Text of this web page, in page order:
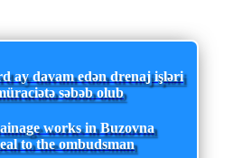
ay davam edən drenaj işləri
səbəb olub
works in Buzovna
to the ombudsman